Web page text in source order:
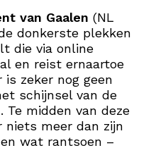
van Gaalen (NL
donkerste plekken
die via online
en reist ernaartoe
is zeker nog geen
schijnsel van de
Te midden van deze
niets meer dan zijn
wat rantsoen –